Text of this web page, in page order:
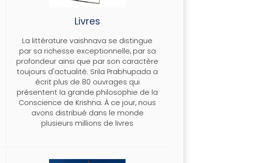
Livres
La littérature vaishnava se distingue
par sa richesse exceptionnelle, par sa
profondeur ainsi que par son caractère
toujours d'actualité. Srila Prabhupada a
écrit plus de 80 ouvrages qui
présentent la grande philosophie de la
Conscience de Krishna. À ce jour, nous
avons distribué dans le monde
plusieurs millions de livres